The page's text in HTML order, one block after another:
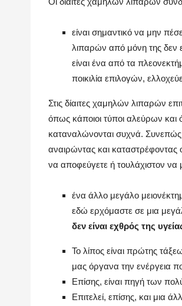
είναι σημαντικό να μην
λιπαρών από μόνη της δεν
είναι ένα από τα
ποικιλία επιλογών,
Στις δίαιτες χαμηλών λιπαρών
όπως κάποιοι τύποι αλεύρων και
καταναλώνονται συχνά.
αναιρώντας και καταστρέφοντας
να αποφεύγετε ή τουλάχιστον να
ένα άλλο μεγάλο
εδώ ερχόμαστε σε μια
δεν είναι εχθρός της
Το λίπος είναι πρώτης
μας όργανα την ενέργεια
Επίσης, είναι πηγή των
Επιτελεί, επίσης, και μια